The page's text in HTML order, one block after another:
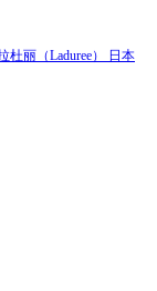
杜丽（Laduree） 日本